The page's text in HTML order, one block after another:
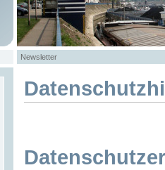
Newsletter